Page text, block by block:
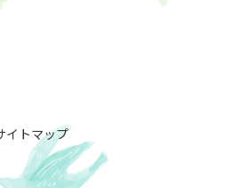
イトマップ